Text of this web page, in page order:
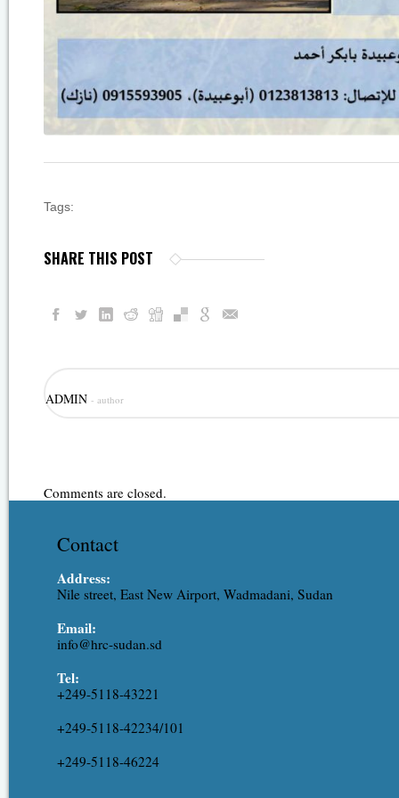
Tags:
SHARE THIS POST
ADMIN - author
Comments are closed.
Contact
Address:
Nile street, East New Airport, Wadmadani, Sudan
Email:
info@hrc-sudan.sd
Tel:
+249-5118-43221
+249-5118-42234/101
+249-5118-46224